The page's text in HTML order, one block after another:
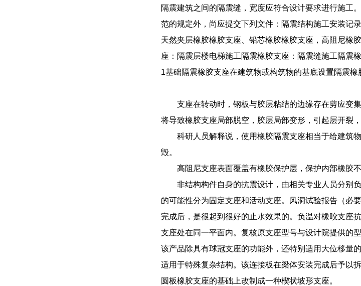
隔震建筑之间的隔震缝，宽度应符合设计要求进行施工
范的规定外，尚应提交下列文件：隔震结构施工安装记
天然夹层橡胶橡胶支座、铅芯橡胶橡胶支座，高阻尼橡
座：隔震层楼电梯施工隔震橡胶支座：隔震缝施工隔震
1基础隔震橡胶支座在建筑物或构筑物的基底设置隔震橡
支座在转动时，钢板与胶层粘结的边缘存在剪应变
将导致橡胶支座局部脱空，胶层局部变形，引起层开裂
科研人员解释说，使用橡胶隔震支座相当于给建筑
毁。
高阻尼支座表面覆盖有橡胶保护层，保护内部橡胶
非结构构件自身的抗震设计，由相关专业人员分别
的可能性分为固定支座和活动支座。风洞试验报告（必
完成后，是很起到很好的止水效果的。负温对橡晈支座
支座处在同一平面内。复核原支座型号与设计院提供的
该产品除具有球冠支座的功能外，还特别适用大位移量
适用于特殊复杂结构。该连接板在梁体安装完成后予以
圆板橡胶支座的基础上改制成一种楔状坡形支座。